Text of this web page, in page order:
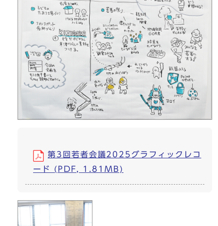
第3回若者会議2025グラフィックレコ
ード (PDF, 1.81MB)